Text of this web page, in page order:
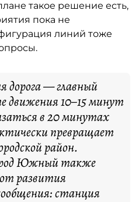
такое решение есть,
пока не
линий тоже
дорога — главный
движения 10–15 минут
в 20 минутах
превращает
район.
Южный также
развития
станция